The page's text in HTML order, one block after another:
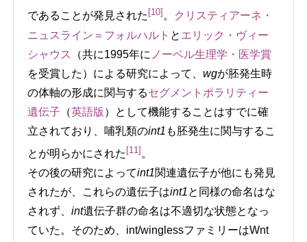
であることが発見された [10] 。
クリスティアーネ・
ニュスライン＝フォルハルト と エリック・ヴィー
シャウス
（共に1995年に ノーベル生理学・医学賞
を受賞した）による研究によって、wgが胚発生時
の体軸の形成に関与するセグメントポラリティー
遺伝子 （英語版 ）
として機能することはすでに確
立されており、哺乳類のint1 も胚発生に関与するこ
とが明らかにされた [11] 。
その後の研究によってint1関連遺伝子が他にも発見
されたが、これらの遺伝子はint1と同様の命名はな
されず、int遺伝子群の命名は不適切な状態となっ
ていた。そのため、int/winglessファミリーはWnt